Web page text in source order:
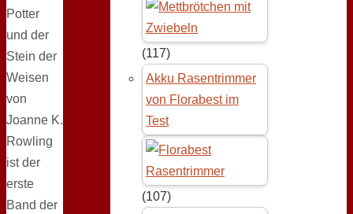
Potter
und der
Stein der
Weisen
von
Joanne K.
Rowling
ist der
erste
Band der
(117)
Akku Rasentrimmer
von Florabest im
Test
(107)